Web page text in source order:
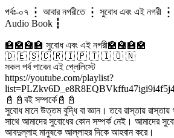
পর্বঃ-০৭ ┇ আবার নগরীতে ┇ সুবোধ এবং এই
Audio Book ┇
🏫🏫🏫🏫 সুবোধ এবং এই নগরী🏫🏫🏫🏫
🇩 🇪 🇸 🇨 🇷 🇮 🇵 🇹 🇮 🇴 🇳
সকল পর্ব পাবেন এই প্লেলিস্টে
https://youtube.com/playlist?
📓📓বই সম্পর্কে📓📓
সুবোধ মানে উত্তম বুদ্ধি বা জ্ঞান। তবে রাস্তায় রাস্তায়
সাথে আমাদের সুবোধের কোন সম্পর্ক নেই। আমাদের
আবদুল্লাহ মানুষকে আল্লাহর দিকে আহবান করে।